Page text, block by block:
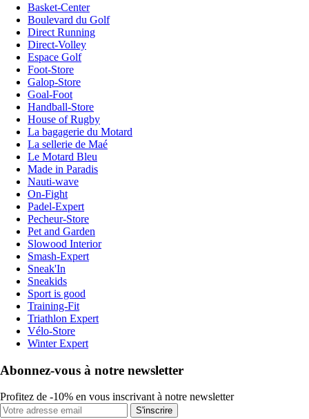
Basket-Center
Boulevard du Golf
Direct Running
Direct-Volley
Espace Golf
Foot-Store
Galop-Store
Goal-Foot
Handball-Store
House of Rugby
La bagagerie du Motard
La sellerie de Maé
Le Motard Bleu
Made in Paradis
Nauti-wave
On-Fight
Padel-Expert
Pecheur-Store
Pet and Garden
Slowood Interior
Smash-Expert
Sneak'In
Sneakids
Sport is good
Training-Fit
Triathlon Expert
Vélo-Store
Winter Expert
Abonnez-vous à notre newsletter
Profitez de -10% en vous inscrivant à notre newsletter
S'inscrire